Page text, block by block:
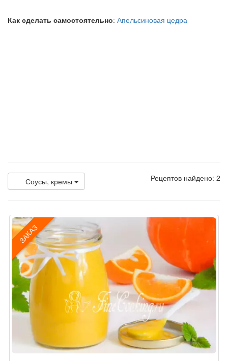
Как сделать самостоятельно: Апельсиновая цедра
Соусы, кремы Рецептов найдено: 2
ЗАКАЗ